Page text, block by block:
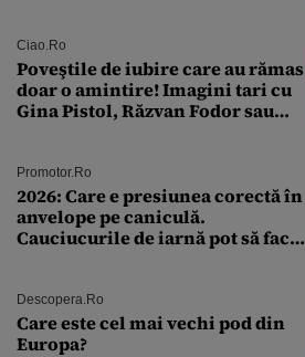
Ciao.ro
Poveştile de iubire care au rămas
doar o amintire! Imagini tari cu
Gina Pistol, Răzvan Fodor sau
Promotor.ro
2026: Care e presiunea corectă în
anvelope pe caniculă.
Cauciucurile de iarnă pot să facă
Descopera.ro
Care este cel mai vechi pod din
Europa?